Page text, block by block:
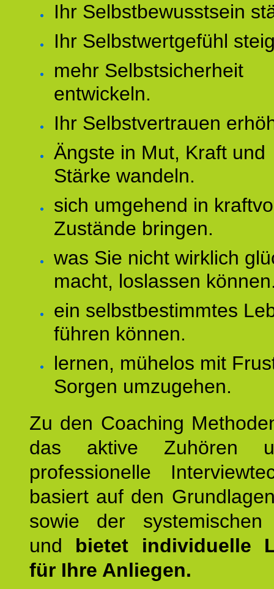
Ihr Selbstbewusstsein
Ihr Selbstwertgefühl
mehr Selbstsicherheit
entwickeln.
Ihr Selbstvertrauen
Ängste in Mut, Kraft und
Stärke wandeln.
sich umgehend in
Zustände bringen.
was Sie nicht wirklich
macht, loslassen
ein selbstbestimmtes
führen können.
lernen, mühelos mit
Sorgen umzugehen.
Zu den Coaching
das aktive Zuhören
professionelle
basiert auf den
sowie der systemischen
und bietet individuelle
für Ihre Anliegen.